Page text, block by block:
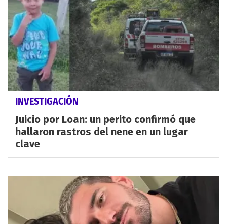
INVESTIGACIÓN
Juicio por Loan: un perito confirmó que
hallaron rastros del nene en un lugar
clave